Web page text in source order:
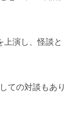
演し、怪談と
ての対談もあり